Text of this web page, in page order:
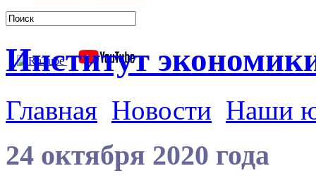
Институт
Главная Новости Наши
24 октября 2020 года